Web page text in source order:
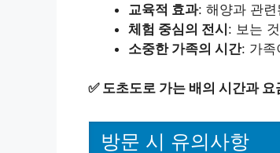
교육적 효과: 해양과 관
체험 중심의 전시: 보는
소중한 가족의 시간: 가족
✅ 도초도로 가는 배의 시간과
방문 시 유의사항